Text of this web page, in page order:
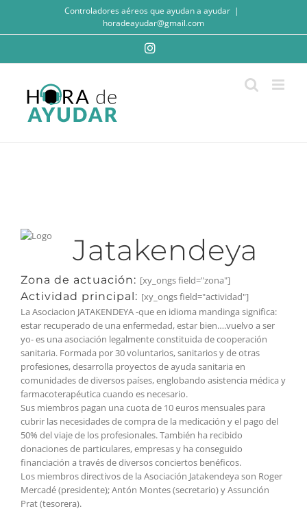
contenido
Controladores aéreos que ayudan a ayudar |
horadeayudar@gmail.com
Instagram
Jatakendeya
Zona de actuación: [xy_ongs field="zona"]
Actividad principal: [xy_ongs field="actividad"]
La Asociacion JATAKENDEYA -que en idioma mandinga significa:
estar recuperado de una enfermedad, estar bien….vuelvo a ser
yo- es una asociación legalmente constituida de cooperación
sanitaria. Formada por 30 voluntarios, sanitarios y de otras
profesiones, desarrolla proyectos de ayuda sanitaria en
comunidades de diversos países, englobando asistencia médica y
farmacoterapéutica cuando es necesario.
Sus miembros pagan una cuota de 10 euros mensuales para
cubrir las necesidades de compra de la medicación y el pago del
50% del viaje de los profesionales. También ha recibido
donaciones de particulares, empresas y ha conseguido
financiación a través de diversos conciertos benéficos.
Los miembros directivos de la Asociación Jatakendeya son Roger
Mercadé (presidente); Antón Montes (secretario) y Assunción
Prat (tesorera).